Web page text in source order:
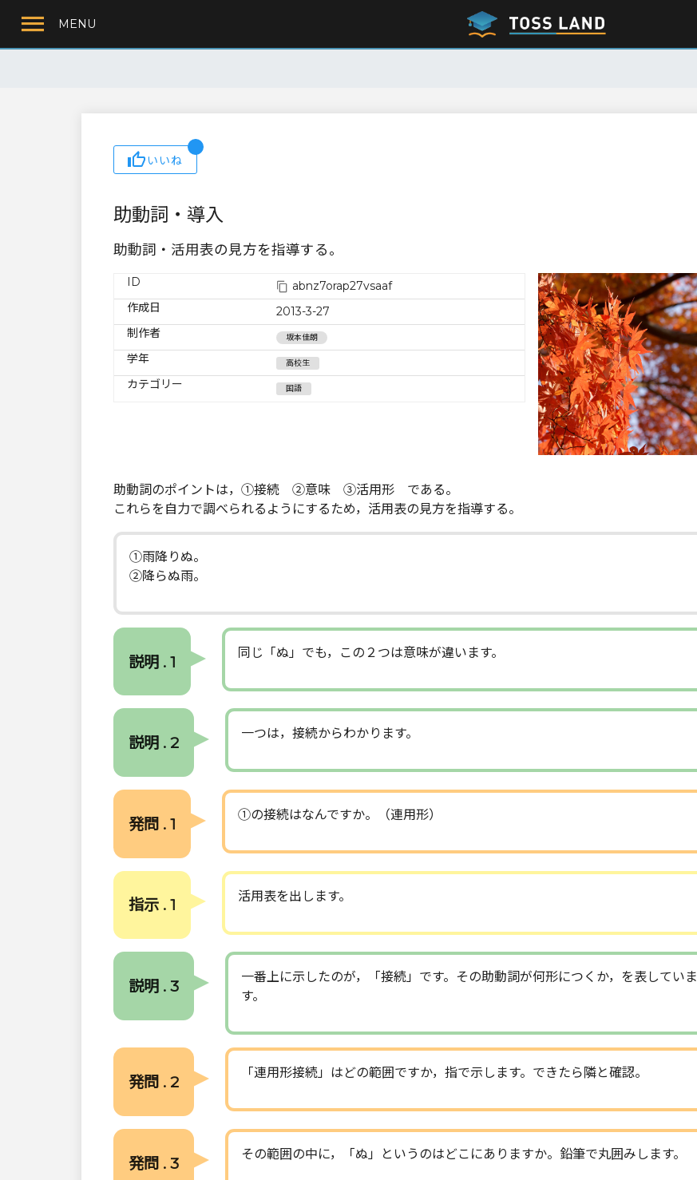
MENU
いいね
助動詞・導入
助動詞・活用表の見方を指導する。
ID
abnz7orap27vsaaf
作成日
2013-3-27
制作者
坂本佳朗
学年 高校生
カテゴリー 国語
助動詞のポイントは，①接続 ②意味 ③活用形 である。
これらを自力で調べられるようにするため，活用表の見方を指導する。
①雨降りぬ。
②降らぬ雨。
説明 . 1 同じ「ぬ」でも，この２つは意味が違います。
説明 . 2 一つは，接続からわかります。
発問 . 1 ①の接続はなんですか。（連用形）
指示 . 1 活用表を出します。
説明 . 3
一番上に示したのが，「接続」です。その助動詞が何形につくか，を表していま
す。
発問 . 2 「連用形接続」はどの範囲ですか，指で示します。できたら隣と確認。
発問 . 3 その範囲の中に，「ぬ」というのはどこにありますか。鉛筆で丸囲みします。